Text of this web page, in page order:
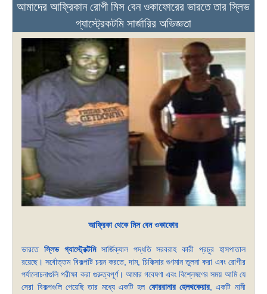
আমাদের আফ্রিকান রোগী মিস বেন ওকাফোরের ভারতে তার স্লিভ
গ্যাস্ট্রেকটমি সার্জারির অভিজ্ঞতা
আফ্রিকা থেকে মিস বেন ওকাফোর
ভারতেস্লিভ গ্যাস্ট্রেক্টমিসার্জিক্যাল পদ্ধতি সরবরাহ কারী প্রচুর হাসপাতাল
রয়েছে। সর্বোত্তম বিকল্পটি চয়ন করতে, দাম, চিকিত্সার গুণমান তুলনা করা এবং রোগীর
পর্যালোচনাগুলি পরীক্ষা করা গুরুত্বপূর্ণ। আমার গবেষণা এবং বিশ্লেষণের সময় আমি যে
সেরা বিকল্পগুলি পেয়েছি তার মধ্যে একটি হল ফোররানার হেলথকেয়ার , একটি নামী